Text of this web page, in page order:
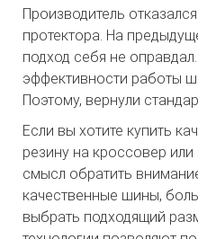
Производитель
протектора. На
подход себя не
эффективности работы
Поэтому, вернули
Если вы хотите купить
резину на кроссовер
смысл обратить
качественные шины,
выбрать подходящий